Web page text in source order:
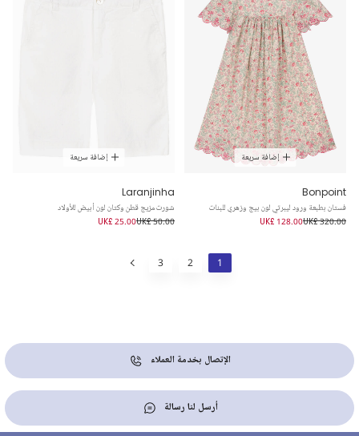
إضافة سريعة
Bonpoint
فستان بطبعة ورود ليبرتي لون بيج وزهري للبنات
UK£ 320.00
UK£ 128.00
إضافة سريعة
Laranjinha
شورت مزيج قطن وكتان لون أبيض للأولاد
UK£ 50.00
UK£ 25.00
1
2
3
الإتصال بخدمة العملاء
أرسل لنا رسالة